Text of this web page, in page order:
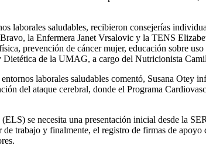
laborales saludables, recibieron consejerías
la Enfermera Janet Vrsalovic y la TENS
prevención de cáncer mujer, educación sobre
de la UMAG, a cargo del Nutricionista
laborales saludables comentó, Susana
del ataque cerebral, donde el Programa
se necesita una presentación inicial desde la
trabajo y finalmente, el registro de firmas de apoyo